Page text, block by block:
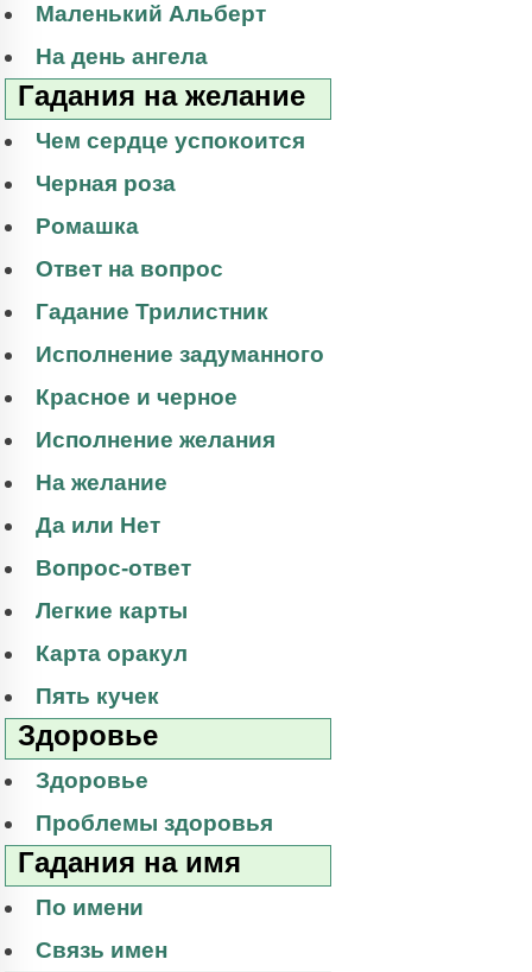
Маленький Альберт
На день ангела
Гадания на желание
Чем сердце успокоится
Черная роза
Ромашка
Ответ на вопрос
Гадание Трилистник
Исполнение задуманного
Красное и черное
Исполнение желания
На желание
Да или Нет
Вопрос-ответ
Легкие карты
Карта оракул
Пять кучек
Здоровье
Здоровье
Проблемы здоровья
Гадания на имя
По имени
Связь имен